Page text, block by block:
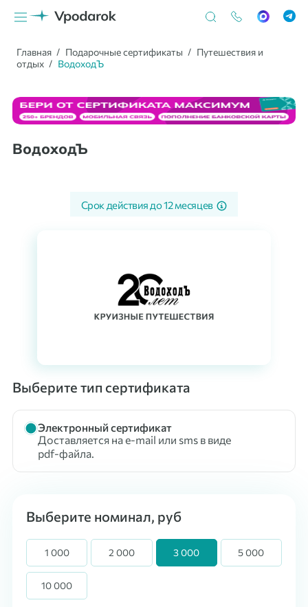
Главная Подарочные сертификаты
Путешествия и
отдых
ВодоходЪ
ВодоходЪ
Срок действия до12 месяцев
Выберите тип сертификата
Электронный сертификат
Доставляется на e-mail или sms в виде
pdf-файла.
Выберите номинал, руб
1 000 2 000 3 000 5 000
10 000